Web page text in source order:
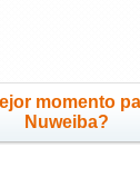
momento
Nuweiba?